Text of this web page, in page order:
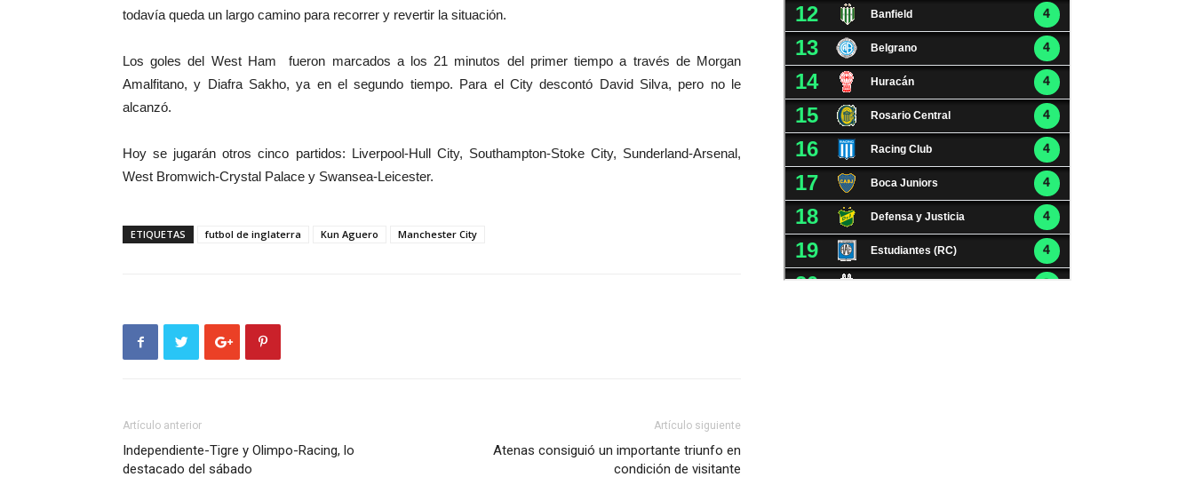
todavía queda un largo camino para recorrer y revertir la situación.
Los goles del West Ham fueron marcados a los 21 minutos del primer tiempo a través de Morgan
Amalfitano, y Diafra Sakho, ya en el segundo tiempo. Para el City descontó David Silva, pero no le
alcanzó.
Hoy se jugarán otros cinco partidos: Liverpool-Hull City, Southampton-Stoke City, Sunderland-Arsenal,
West Bromwich-Crystal Palace y Swansea-Leicester.
ETIQUETAS futbol de inglaterra Kun Aguero Manchester City
Artículo anterior
Independiente-Tigre y Olimpo-Racing, lo
destacado del sábado
Artículo siguiente
Atenas consiguió un importante triunfo en
condición de visitante